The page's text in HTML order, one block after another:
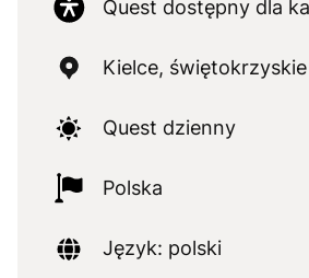
Quest dostępny dla
Kielce, świętokrzyskie
Quest dzienny
Polska
Język: polski